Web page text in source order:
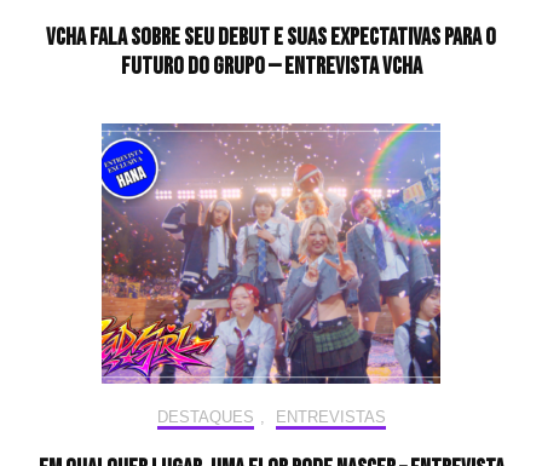
VCHA fala sobre seu debut e suas expectativas para o
futuro do grupo — Entrevista VCHA
DESTAQUES ENTREVISTAS